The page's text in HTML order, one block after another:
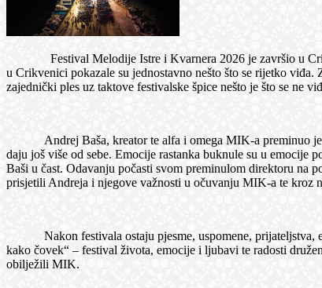
Festival Melodije Istre i Kvarnera 2026 je završio u
u Crikvenici pokazale su jednostavno nešto što se rijetko
zajednički ples uz taktove festivalske špice nešto je što se ne
Andrej Baša, kreator te alfa i omega MIK-a preminuo je tri
daju još više od sebe. Emocije rastanka buknule su u
Baši u čast. Odavanju počasti svom preminulom direktoru na
prisjetili Andreja i njegove važnosti u očuvanju MIK-a te kroz
Nakon festivala ostaju pjesme, uspomene, prijateljstva,
kako čovek“ – festival života, emocije i ljubavi te radosti
obilježili MIK.